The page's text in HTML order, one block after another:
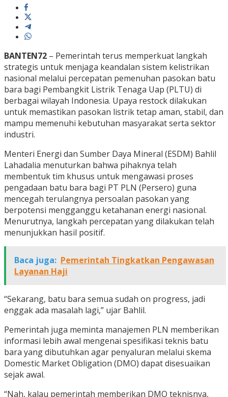
BANTEN72 – Pemerintah terus memperkuat langkah
strategis untuk menjaga keandalan sistem kelistrikan
nasional melalui percepatan pemenuhan pasokan batu
bara bagi Pembangkit Listrik Tenaga Uap (PLTU) di
berbagai wilayah Indonesia. Upaya restock dilakukan
untuk memastikan pasokan listrik tetap aman, stabil, dan
mampu memenuhi kebutuhan masyarakat serta sektor
industri.
Menteri Energi dan Sumber Daya Mineral (ESDM) Bahlil
Lahadalia menuturkan bahwa pihaknya telah
membentuk tim khusus untuk mengawasi proses
pengadaan batu bara bagi PT PLN (Persero) guna
mencegah terulangnya persoalan pasokan yang
berpotensi mengganggu ketahanan energi nasional.
Menurutnya, langkah percepatan yang dilakukan telah
menunjukkan hasil positif.
Baca juga: Pemerintah Tingkatkan Pengawasan
Layanan Haji
“Sekarang, batu bara semua sudah on progress, jadi
enggak ada masalah lagi,” ujar Bahlil.
Pemerintah juga meminta manajemen PLN memberikan
informasi lebih awal mengenai spesifikasi teknis batu
bara yang dibutuhkan agar penyaluran melalui skema
Domestic Market Obligation (DMO) dapat disesuaikan
sejak awal.
“Nah, kalau pemerintah memberikan DMO teknisnya,